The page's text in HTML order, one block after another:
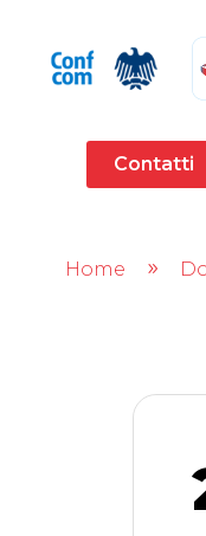
Contatti
Home 9